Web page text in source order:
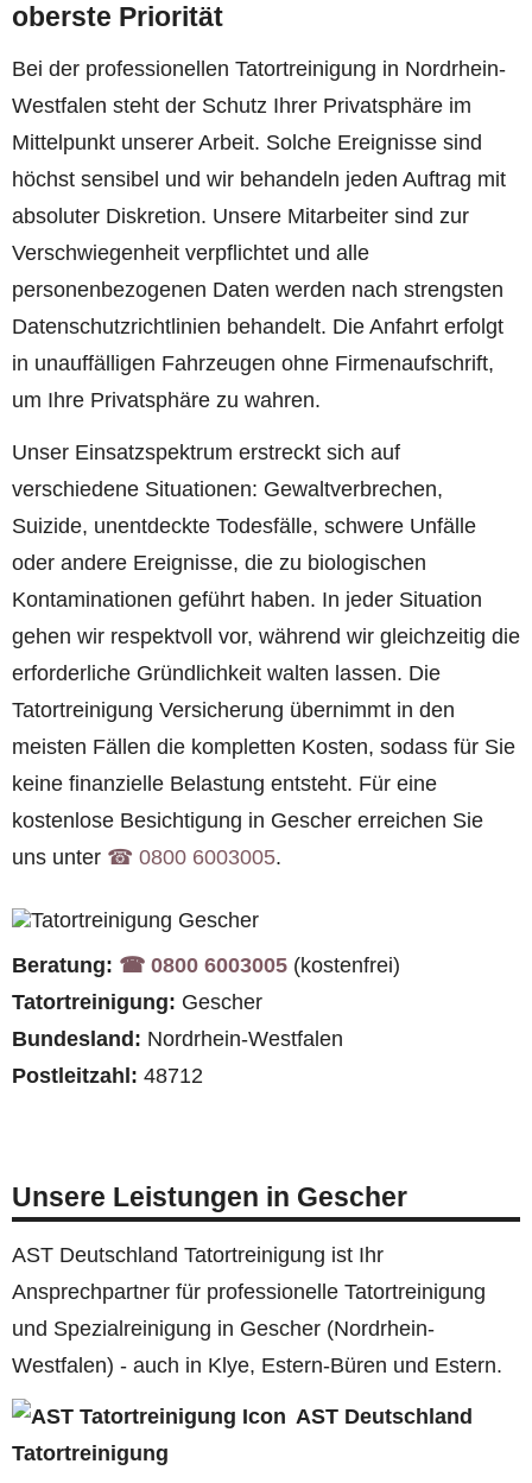
oberste Priorität
Bei der professionellen Tatortreinigung in Nordrhein-
Westfalen steht der Schutz Ihrer Privatsphäre im
Mittelpunkt unserer Arbeit. Solche Ereignisse sind
höchst sensibel und wir behandeln jeden Auftrag mit
absoluter Diskretion. Unsere Mitarbeiter sind zur
Verschwiegenheit verpflichtet und alle
personenbezogenen Daten werden nach strengsten
Datenschutzrichtlinien behandelt. Die Anfahrt erfolgt
in unauffälligen Fahrzeugen ohne Firmenaufschrift,
um Ihre Privatsphäre zu wahren.
Unser Einsatzspektrum erstreckt sich auf
verschiedene Situationen: Gewaltverbrechen,
Suizide, unentdeckte Todesfälle, schwere Unfälle
oder andere Ereignisse, die zu biologischen
Kontaminationen geführt haben. In jeder Situation
gehen wir respektvoll vor, während wir gleichzeitig die
erforderliche Gründlichkeit walten lassen. Die
Tatortreinigung Versicherung übernimmt in den
meisten Fällen die kompletten Kosten, sodass für Sie
keine finanzielle Belastung entsteht. Für eine
kostenlose Besichtigung in Gescher erreichen Sie
uns unter ☎︎ 0800 6003005.
Beratung: ☎︎ 0800 6003005 (kostenfrei)
Tatortreinigung: Gescher
Bundesland: Nordrhein-Westfalen
Postleitzahl: 48712
Unsere Leistungen in Gescher
AST Deutschland Tatortreinigung ist Ihr
Ansprechpartner für professionelle Tatortreinigung
und Spezialreinigung in Gescher (Nordrhein-
Westfalen) - auch in Klye, Estern-Büren und Estern.
AST Deutschland
Tatortreinigung